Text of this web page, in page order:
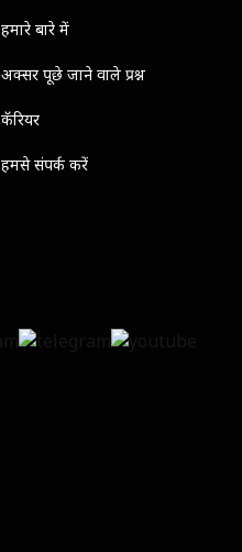
हमारे बारे में
अक्सर पूछे जाने वाले प्रश्न
कॅरियर
हमसे संपर्क करें